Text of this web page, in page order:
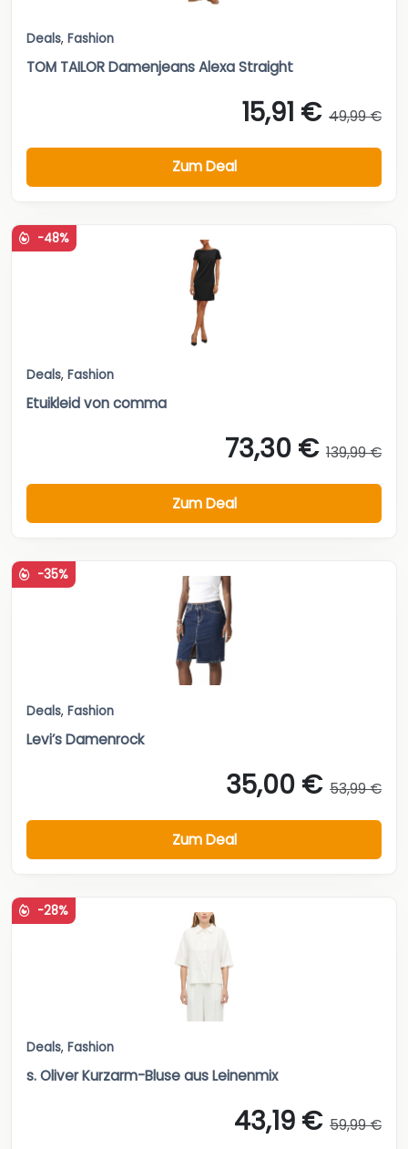
Deals, Fashion
TOM TAILOR Damenjeans Alexa Straight
15,91 € 49,99 €
Zum Deal
-48%
Deals, Fashion
Etuikleid von comma
73,30 € 139,99 €
Zum Deal
-35%
Deals, Fashion
Levi’s Damenrock
35,00 € 53,99 €
Zum Deal
-28%
Deals, Fashion
s. Oliver Kurzarm-Bluse aus Leinenmix
43,19 € 59,99 €